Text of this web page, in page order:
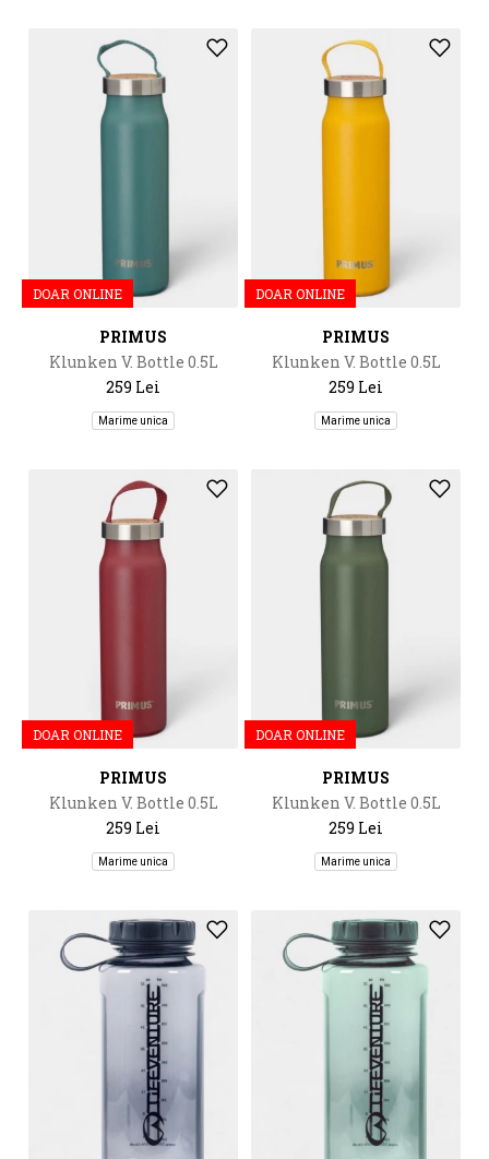
DOAR ONLINE
PRIMUS
Klunken V. Bottle 0.5L
259 Lei
Marime unica
DOAR ONLINE
PRIMUS
Klunken V. Bottle 0.5L
259 Lei
Marime unica
DOAR ONLINE
PRIMUS
Klunken V. Bottle 0.5L
259 Lei
Marime unica
DOAR ONLINE
PRIMUS
Klunken V. Bottle 0.5L
259 Lei
Marime unica